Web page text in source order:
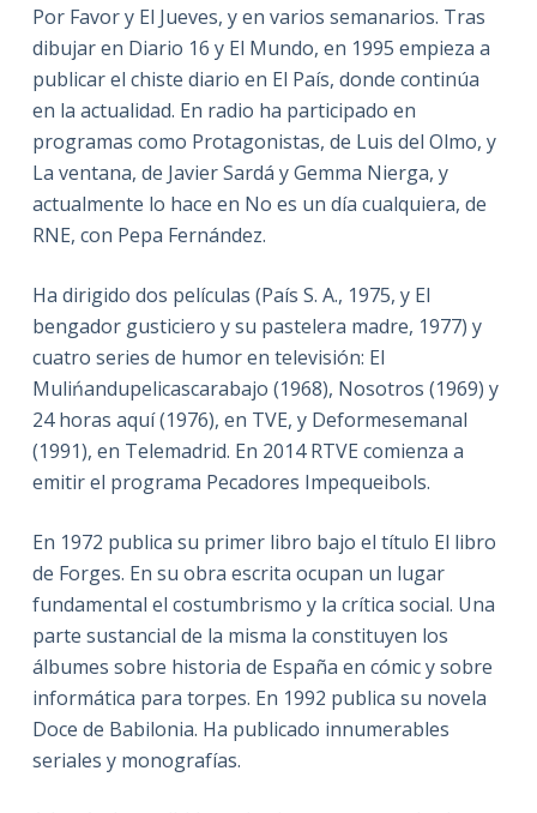
Por Favor y El Jueves, y en varios semanarios. Tras
dibujar en Diario 16 y El Mundo, en 1995 empieza a
publicar el chiste diario en El País, donde continúa
en la actualidad. En radio ha participado en
programas como Protagonistas, de Luis del Olmo, y
La ventana, de Javier Sardá y Gemma Nierga, y
actualmente lo hace en No es un día cualquiera, de
RNE, con Pepa Fernández.
Ha dirigido dos películas (País S. A., 1975, y El
bengador gusticiero y su pastelera madre, 1977) y
cuatro series de humor en televisión: El
Mulińandupelicascarabajo (1968), Nosotros (1969) y
24 horas aquí (1976), en TVE, y Deformesemanal
(1991), en Telemadrid. En 2014 RTVE comienza a
emitir el programa Pecadores Impequeibols.
En 1972 publica su primer libro bajo el título El libro
de Forges. En su obra escrita ocupan un lugar
fundamental el costumbrismo y la crítica social. Una
parte sustancial de la misma la constituyen los
álbumes sobre historia de España en cómic y sobre
informática para torpes. En 1992 publica su novela
Doce de Babilonia. Ha publicado innumerables
seriales y monografías.